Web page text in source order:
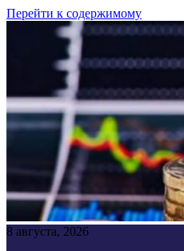
Перейти к содержимому
8 августа, 2026